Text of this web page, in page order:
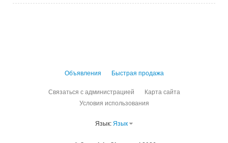
Объявления Быстрая продажа
Связаться с администрацией
Карта сайта
Условия использования
Язык: Язык